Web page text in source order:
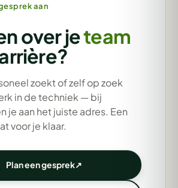
aan
over jeteam
zoekt of zelf op zoek
in de techniek — bij
je aan het juiste adres. Een
voor je klaar.
Plan een gesprek↗